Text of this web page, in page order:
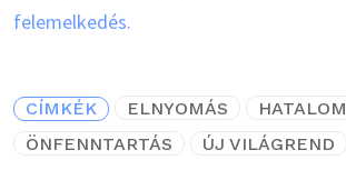
felemelkedés.
CÍMKÉK ELNYOMÁS
HATALOM
ÖNFENNTARTÁS
ÚJ VILÁGREND